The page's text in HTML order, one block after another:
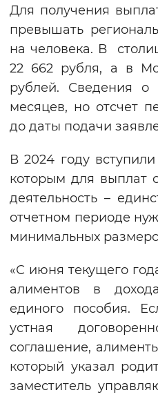
Воспроизвести
Вернуть
Для получения
превышать
на человека. В
22 662 рубля, а в
рублей. Сведения о
месяцев, но отсчет
до даты подачи
В 2024 году
которым для выплат
деятельность –
отчетном периоде
минимальных
«С июня текущего
алиментов в
единого пособия.
устная
соглашение,
который указал
заместитель